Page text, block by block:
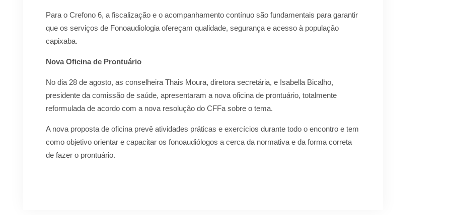
Para o Crefono 6, a fiscalização e o acompanhamento contínuo são fundamentais para garantir
que os serviços de Fonoaudiologia ofereçam qualidade, segurança e acesso à população
capixaba.
Nova Oficina de Prontuário
No dia 28 de agosto, as conselheira Thais Moura, diretora secretária, e Isabella Bicalho,
presidente da comissão de saúde, apresentaram a nova oficina de prontuário, totalmente
reformulada de acordo com a nova resolução do CFFa sobre o tema.
A nova proposta de oficina prevê atividades práticas e exercícios durante todo o encontro e tem
como objetivo orientar e capacitar os fonoaudiólogos a cerca da normativa e da forma correta
de fazer o prontuário.